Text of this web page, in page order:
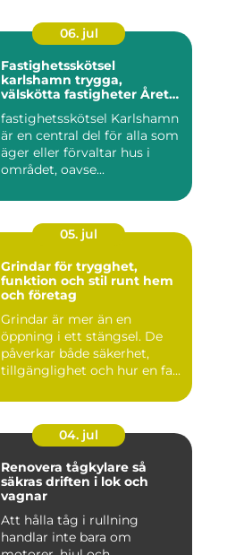
06. jul
Fastighetsskötsel
karlshamn trygga,
välskötta fastigheter Året
fastighetsskötsel Karlshamn
är en central del för alla som
äger eller förvaltar hus i
området, oavse...
05. jul
Grindar för trygghet,
funktion och stil runt hem
och företag
Grindar är mer än en
öppning i ett stängsel. De
påverkar både säkerhet,
tillgänglighet och hur en fa...
04. jul
Renovera tågkylare så
säkras driften i lok och
vagnar
Att hålla tåg i rullning
handlar inte bara om